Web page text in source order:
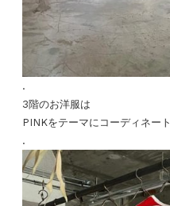
.
3階のお洋服は
PINKをテーマにコーディネート
.